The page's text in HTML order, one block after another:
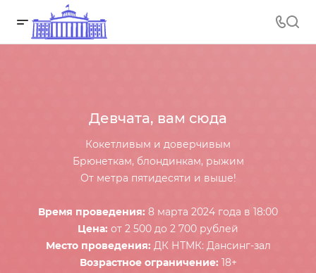
Девчата, вам сюда
Кокетливым и доверчивым
Брюнеткам, блондинкам, рыжим
От метра пятидесяти и выше!
Время проведения: 8 марта 2024 года в 18:00
Цена: от 2 500 до 2 700 рублей
Место проведения: ДК НТМК: Дансинг-зал
Возрастное ограничение: 18+